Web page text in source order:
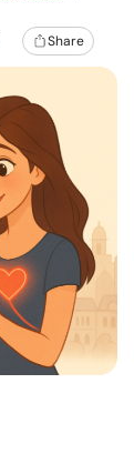
Share